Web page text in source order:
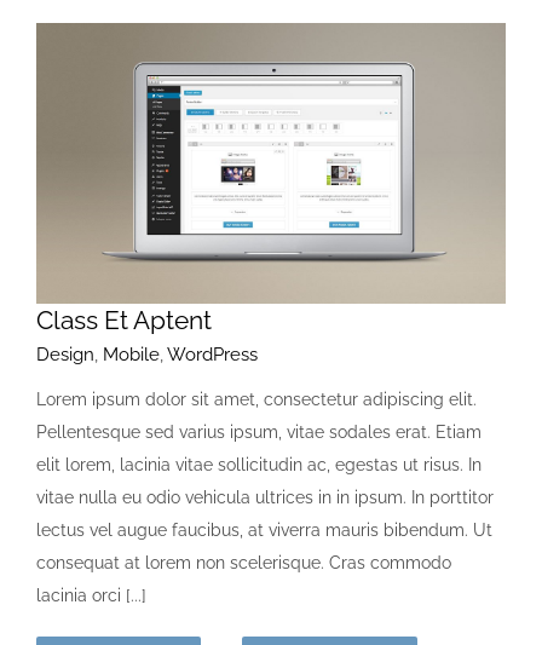
Class Et Aptent
Design, Mobile,WordPress
Lorem ipsum dolor sit amet, consectetur adipiscing elit.
Pellentesque sed varius ipsum, vitae sodales erat. Etiam
elit lorem, lacinia vitae sollicitudin ac, egestas ut risus. In
vitae nulla eu odio vehicula ultrices in in ipsum. In porttitor
lectus vel augue faucibus, at viverra mauris bibendum. Ut
consequat at lorem non scelerisque. Cras commodo
lacinia orci [...]